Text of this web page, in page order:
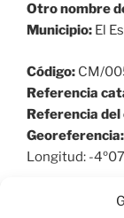
Otro nombre
Municipio: El
Código: CM/
Referencia
Referencia
Georeferencia:
Longitud: -
Nivel de